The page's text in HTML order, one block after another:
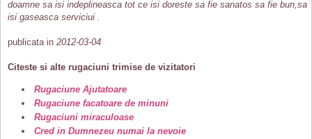
doamne sa isi indeplineasca tot ce isi doreste sa fie sanatos sa fie bun,sa
isi gaseasca serviciui .
publicata in 2012-03-04
Citeste si alte rugaciuni trimise de vizitatori
Rugaciune Ajutatoare
Rugaciune facatoare de minuni
Rugaciuni miraculoase
Cred in Dumnezeu numai la nevoie